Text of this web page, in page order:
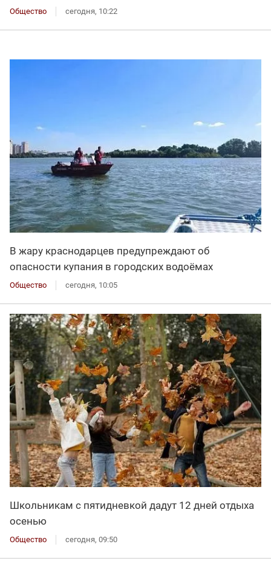
Общество сегодня, 10:22
В жару краснодарцев предупреждают об
опасности купания в городских водоёмах
Общество сегодня, 10:05
Школьникам с пятидневкой дадут 12 дней отдыха
осенью
Общество сегодня, 09:50